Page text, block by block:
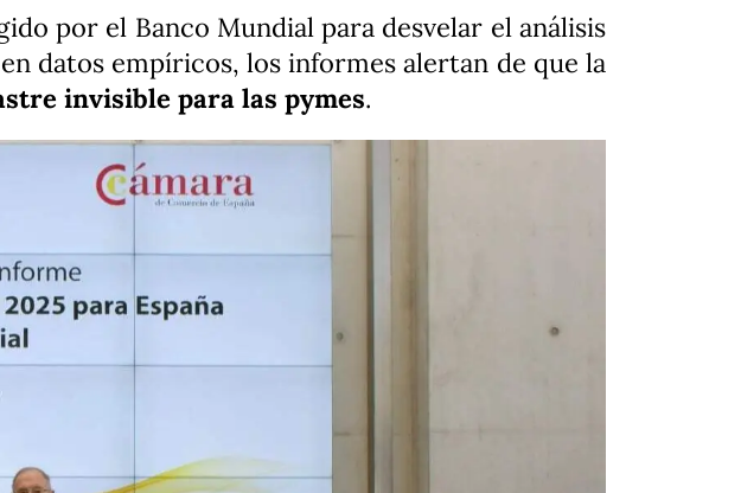
por el Banco Mundial para desvelar el análisis
datos empíricos, los informes alertan de que la
invisible para las pymes.